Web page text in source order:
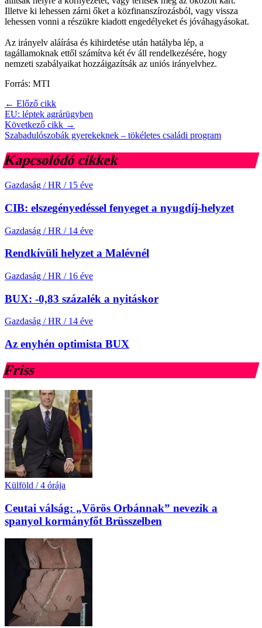
Illetve ki lehessen zárni őket a közfinanszírozásból, vagy vissza
lehessen vonni a részükre kiadott engedélyeket és jóváhagyásokat.
Az irányelv aláírása és kihirdetése után hatályba lép, a
tagállamoknak ettől számítva két év áll rendelkezésére, hogy
nemzeti szabályaikat hozzáigazítsák az uniós irányelvhez.
Forrás: MTI
← Előző cikk
EU: léptek agrárügyben
Következő cikk →
Szabadulószobák gyerekeknek – tökéletes családi program
Kapcsolódó cikkek
Gazdaság / HR / 15 éve
CIB: elszegényedéssel fenyeget a nyugdíj-helyzet
Gazdaság / HR / 14 éve
Rendkívüli helyzet a Malévnél
Gazdaság / HR / 16 éve
BUX: -0,83 százalék a nyitáskor
Gazdaság / HR / 14 éve
Az enyhén optimista BUX
Friss
Külföld / 4 órája
Ceutai válság: „Vörös Orbánnak” nevezik a
spanyol kormányfőt Brüsszelben